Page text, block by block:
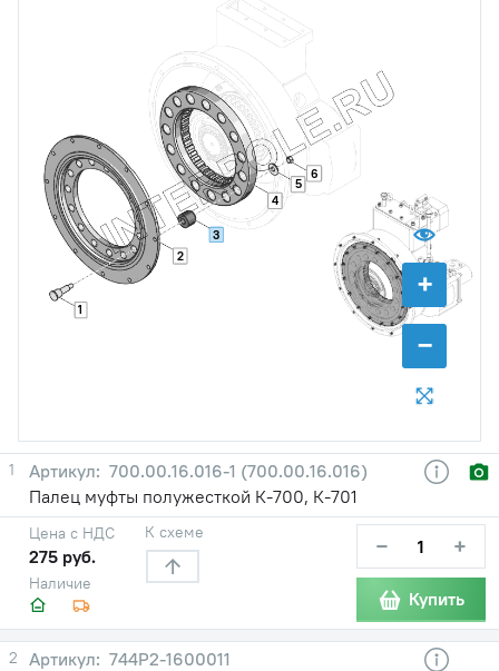
+
−
1
2
3
4
5
6
1
700.00.16.016-1 (700.00.16.016)
Палец муфты полужесткой К-700, К-701
Наличие
Цена с НДС
275 руб.
К схеме − +
Купить
2
744Р2-1600011